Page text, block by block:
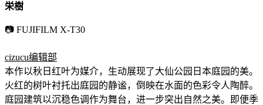
栄樹
📷 FUJIFILM X-T30
cizucu编辑部
本作以秋日红叶为媒介，生动展现了大仙公园日本庭园的美。
火红的树叶衬托出庭园的静谧，倒映在水面的色彩令人陶醉。
庭园建筑以沉稳色调作为舞台，进一步突出自然之美。即便季